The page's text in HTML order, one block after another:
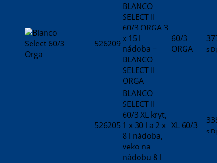
526209
BLANCO
SELECT II
60/3 ORGA 3
x 15 l
nádoba +
BLANCO
SELECT II
ORGA
60/3
ORGA
s
526205
BLANCO
SELECT II
60/3 XL kryt,
1 x 30 l a 2 x
8 l nádoba,
veko na
nádobu 8 l
XL 60/3
s